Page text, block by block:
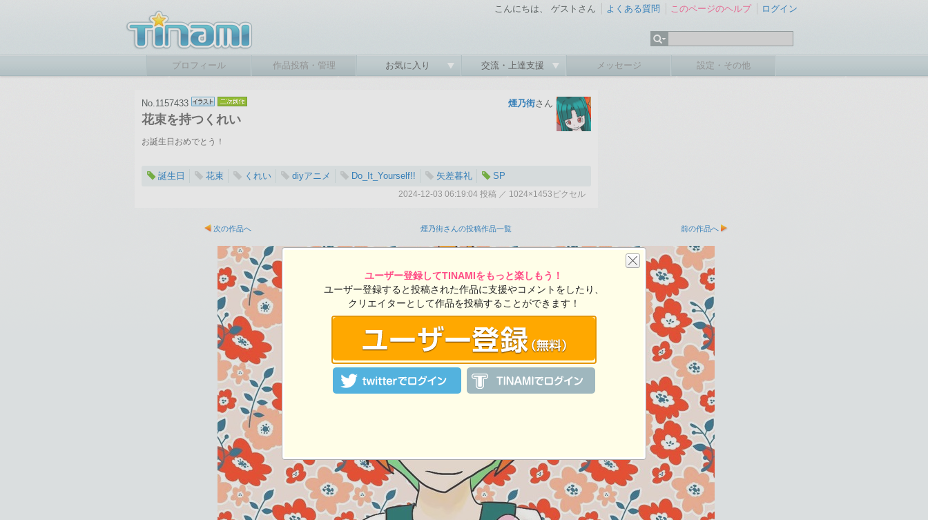
こんにちは、 ゲストさん よくある質問 このページのヘルプ ログイン
プロフィール 作品投稿・管理 お気に入り 交流・上達支援 メッセージ 設定・その他
No.1157433
花束を持つくれい
煙乃街さん
お誕生日おめでとう！
誕生日 花束 くれい diyアニメ Do_It_Yourself!! 矢差暮礼 SP
2024-12-03 06:19:04 投稿 ／ 1024×1453ピクセル
次の作品へ 煙乃街さんの投稿作品一覧 前の作品へ
1024×1453ピクセル
ユーザー登録してTINAMIをもっと楽しもう！
ユーザー登録すると投稿された作品に支援やコメントをしたり、
クリエイターとして作品を投稿することができます！